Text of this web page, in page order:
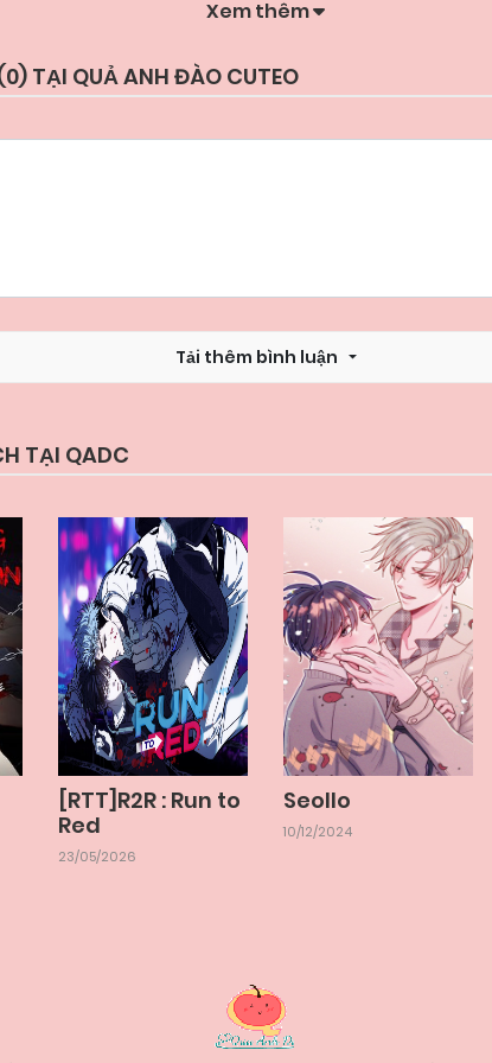
Chapter 7
Chapter 3 07/06/2025
Chapter 1 07/06/2025
Xem thêm
0) TẠI QUẢ ANH ĐÀO CUTEO
Tải thêm bình luận
TẠI QADC
[RTT]R2R : Run to
Red
23/05/2026
Seollo
10/12/2024